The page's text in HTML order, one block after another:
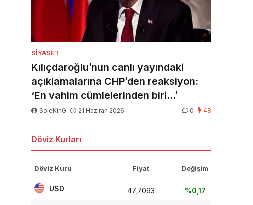
SIYASET
Kılıçdaroğlu’nun canlı yayındaki
açıklamalarına CHP’den reaksiyon:
‘En vahim cümlelerinden biri…’
SoleKinG 21 Haziran 2026 0 48
Döviz Kurları
Döviz Kuru Fiyat Değişim
USD 47,7093 %0,17